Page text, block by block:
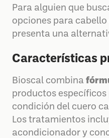
Para alguien que
opciones para
presenta una
Características
Bioscal combina
productos
condición del cuero
Los tratamientos
acondicionador y